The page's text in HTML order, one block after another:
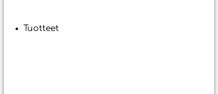
Tuotteet